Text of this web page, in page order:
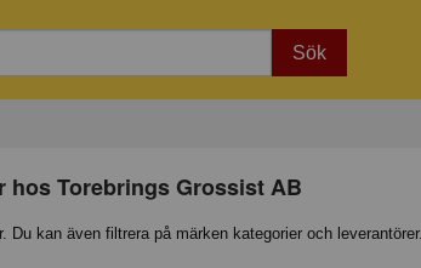
Sök
Torebrings Grossist AB
kan även filtrera på märken kategorier och leverantörer.